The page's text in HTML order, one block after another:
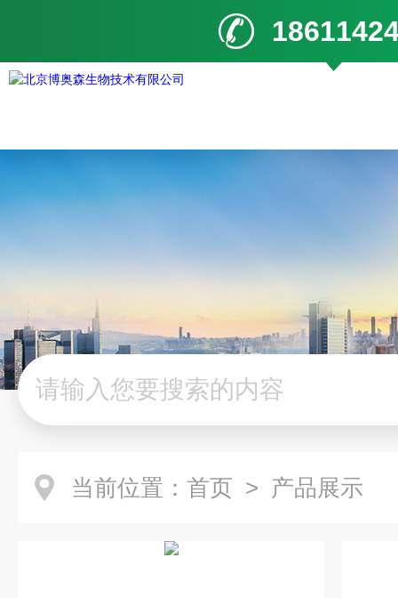
当前位置： 首页 > 产品展示